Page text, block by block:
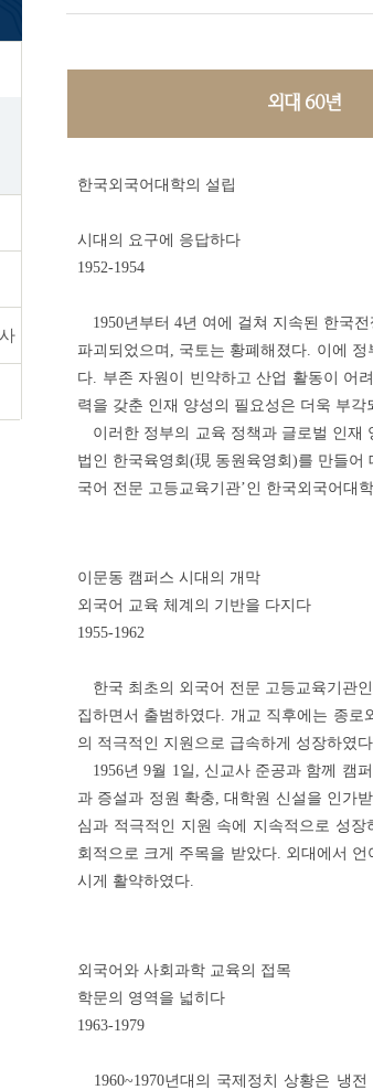
외대 60년
한국외국어대학의 설립
시대의 요구에 응답하다
1952-1954
1950년부터 4년 여에 걸쳐 지속된 한국
파괴되었으며, 국토는 황폐해졌다. 이에
다. 부존 자원이 빈약하고 산업 활동이 어
력을 갖춘 인재 양성의 필요성은 더욱 부각
이러한 정부의 교육 정책과 글로벌 인재
법인 한국육영회(現 동원육영회)를 만들어
국어 전문 고등교육기관’인 한국외국어대
이문동 캠퍼스 시대의 개막
외국어 교육 체계의 기반을 다지다
1955-1962
한국 최초의 외국어 전문 고등교육기관
집하면서 출범하였다. 개교 직후에는 종
의 적극적인 지원으로 급속하게 성장하였
1956년 9월 1일, 신교사 준공과 함께 캠
과 증설과 정원 확충, 대학원 신설을 인가
심과 적극적인 지원 속에 지속적으로 성
회적으로 크게 주목을 받았다. 외대에서
시게 활약하였다.
외국어와 사회과학 교육의 접목
학문의 영역을 넓히다
1963-1979
1960~1970년대의 국제정치 상황은 냉